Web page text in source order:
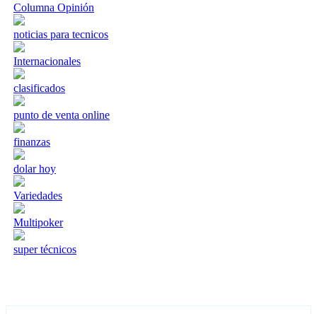
Columna Opinión
noticias para tecnicos
Internacionales
clasificados
punto de venta online
finanzas
dolar hoy
Variedades
Multipoker
super técnicos